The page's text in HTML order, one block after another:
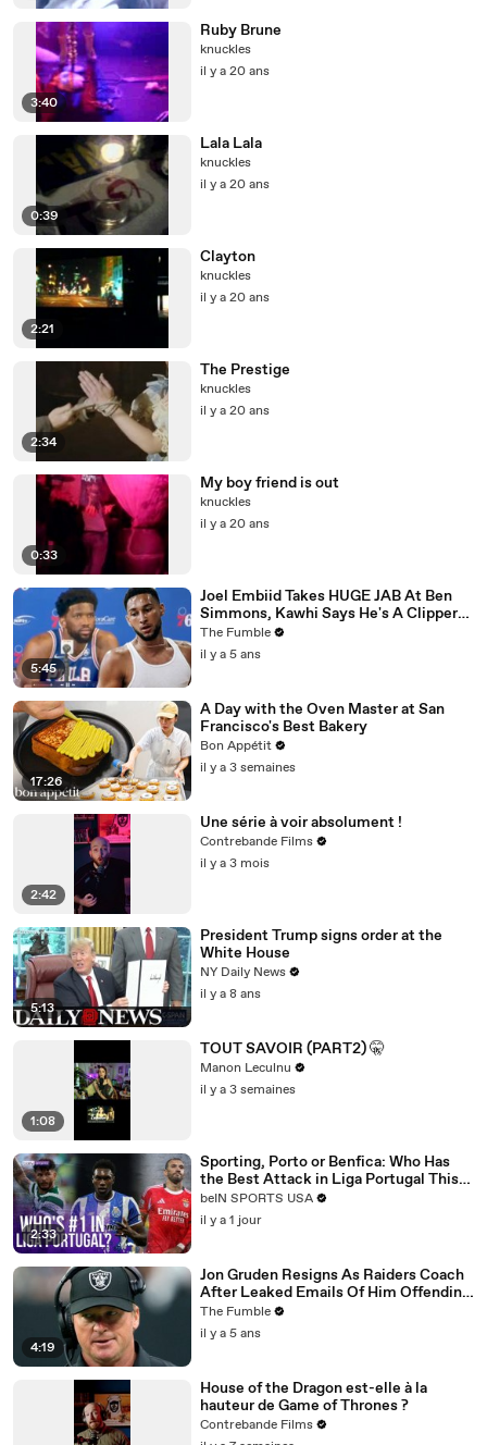
3:40
Ruby Brune
knuckles
il y a 20 ans
0:39
Lala Lala
knuckles
il y a 20 ans
2:21
Clayton
knuckles
il y a 20 ans
2:34
The Prestige
knuckles
il y a 20 ans
0:33
My boy friend is out
knuckles
il y a 20 ans
5:45
Joel Embiid Takes HUGE JAB At Ben
Simmons, Kawhi Says He's A Clipper
For Life: NBA Media Day Recap
The Fumble
il y a 5 ans
17:26
A Day with the Oven Master at San
Francisco's Best Bakery
Bon Appétit
il y a 3 semaines
2:42
Une série à voir absolument !
Contrebande Films
il y a 3 mois
5:13
President Trump signs order at the
White House
NY Daily News
il y a 8 ans
1:08
TOUT SAVOIR (PART2) 🤫
Manon Leculnu
il y a 3 semaines
2:33
Sporting, Porto or Benfica: Who Has
the Best Attack in Liga Portugal This
Season? | beIN SPORTS USA
beIN SPORTS USA
il y a 1 jour
4:19
Jon Gruden Resigns As Raiders Coach
After Leaked Emails Of Him Offending
Women, Gays, & Minorites
The Fumble
il y a 5 ans
House of the Dragon est-elle à la
hauteur de Game of Thrones ?
Contrebande Films